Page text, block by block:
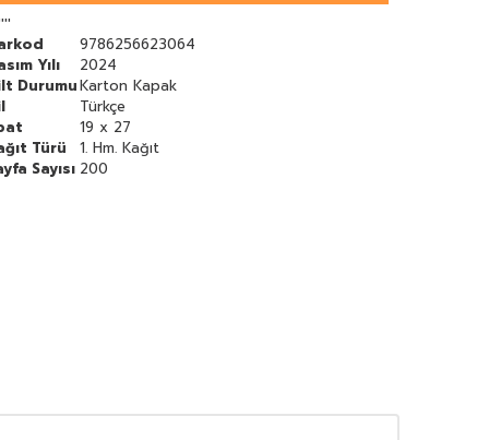
9786256623064
Yılı
2024
DurumuKarton Kapak
Türkçe
19 x 27
Türü
1. Hm. Kağıt
Sayısı 200